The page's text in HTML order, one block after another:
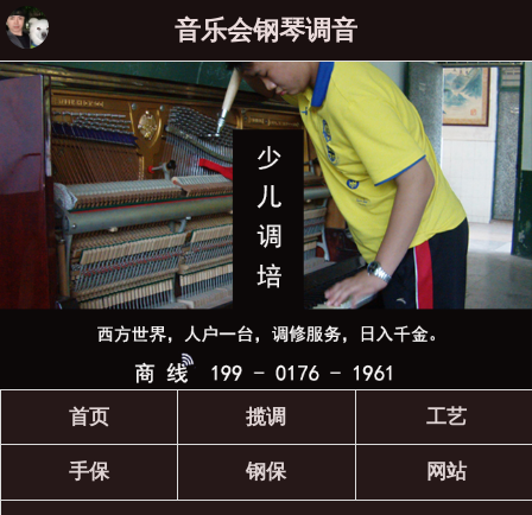
音乐会钢琴调音
首页 揽调 工艺
手保 钢保 网站